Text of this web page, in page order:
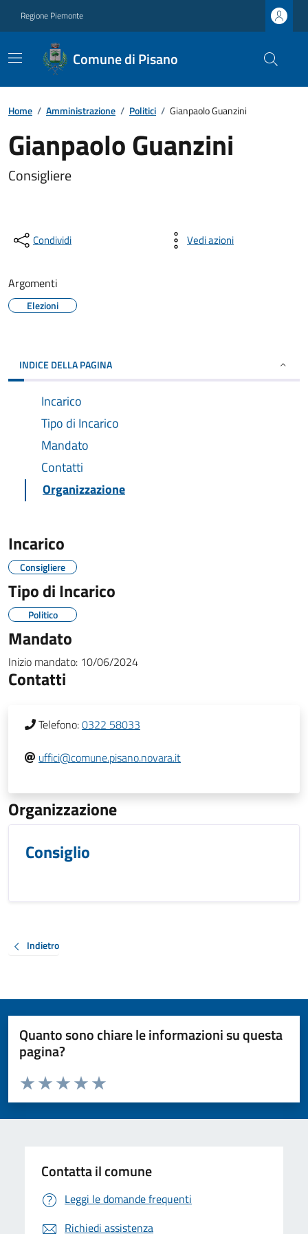
Regione Piemonte
Comune di Pisano
Home / Amministrazione / Politici / Gianpaolo Guanzini
Gianpaolo Guanzini
Consigliere
Condividi Vedi azioni
Argomenti
Elezioni
INDICE DELLA PAGINA
Incarico
Tipo di Incarico
Mandato
Contatti
Organizzazione
Incarico
Consigliere
Tipo di Incarico
Politico
Mandato
Inizio mandato: 10/06/2024
Contatti
Telefono:0322 58033
uffici@comune.pisano.novara.it
Organizzazione
Consiglio
Indietro
Quanto sono chiare le informazioni su questa
pagina?
Valuta da 1 a 5 stelle la pagina
Valuta 5 stelle su 5
Valuta 4 stelle su 5
Valuta 3 stelle su 5
Valuta 2 stelle su 5
Valuta 1 stelle su 5
Contatta il comune
Leggi le domande frequenti
Richiedi assistenza